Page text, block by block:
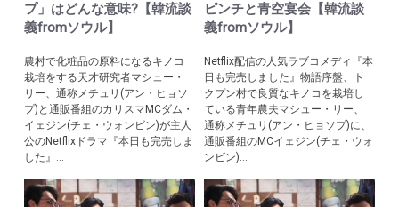
プ」はどんな意味?【韓流談
義fromソウル】
農村で化粧品の原料になるキノコ
栽培をする天才研究者マシュー・
リー、通称メチュリ(アン・ヒョソ
プ)と通販番組のカリスマМCダム・
イェジン(チェ・ウォンビン)が主人
公のNetflixドラマ『本日も完売しま
した』...
ピンチと青空宴会【韓流談
義fromソウル】
Netflix配信の人気ラブコメディ『本
日も完売しました』物語序盤、ト
クプン村で良質なキノコを栽培し
ている青年農夫マシュー・リー、
通称メチュリ(アン・ヒョソプ)に、
通販番組のМCイェジン(チェ・ウォ
ンビン)...